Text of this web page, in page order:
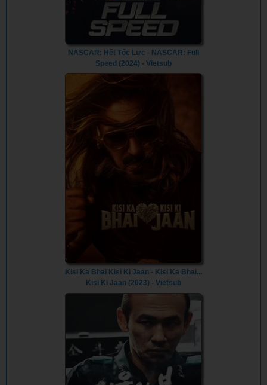
NASCAR: Hết Tốc Lực - NASCAR: Full
Speed (2024) - Vietsub
Kisi Ka Bhai Kisi Ki Jaan - Kisi Ka Bhai...
Kisi Ki Jaan (2023) - Vietsub